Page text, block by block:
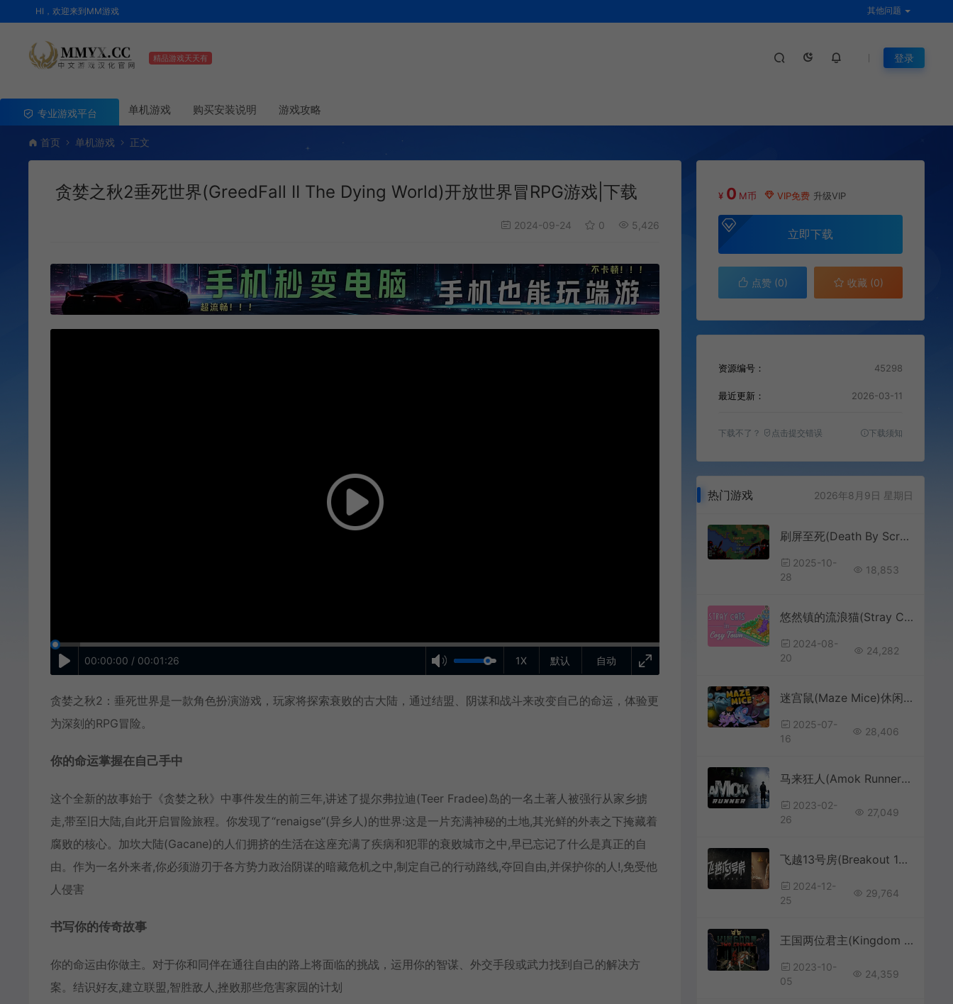
HI，欢迎来到MM游戏 其他问题
精品游戏天天有 登录
专业游戏平台 单机游戏 购买安装说明 游戏攻略
首页 单机游戏 正文
贪婪之秋2垂死世界(GreedFall II The Dying World)开放世界冒RPG游戏|下载
2024-09-24 0 5,426
自动
1X 默认
00:00:00 / 00:01:26
贪婪之秋2：垂死世界是一款角色扮演游戏，玩家将探索衰败的古大陆，通过结盟、阴谋和战斗来改变自己的命运，体验更
为深刻的RPG冒险。
你的命运掌握在自己手中
这个全新的故事始于《贪婪之秋》中事件发生的前三年,讲述了提尔弗拉迪(Teer Fradee)岛的一名土著人被强行从家乡掳
走,带至旧大陆,自此开启冒险旅程。你发现了“renaigse”(异乡人)的世界:这是一片充满神秘的土地,其光鲜的外表之下掩藏着
腐败的核心。加坎大陆(Gacane)的人们拥挤的生活在这座充满了疾病和犯罪的衰败城市之中,早已忘记了什么是真正的自
由。作为一名外来者,你必须游刃于各方势力政治阴谋的暗藏危机之中,制定自己的行动路线,夺回自由,并保护你的人!,免受他
人侵害
书写你的传奇故事
你的命运由你做主。对于你和同伴在通往自由的路上将面临的挑战，运用你的智谋、外交手段或武力找到自己的解决方
案。结识好友,建立联盟,智胜敌人,挫败那些危害家园的计划
¥ 0 M币 VIP免费 升级VIP
立即下载
点赞 (0) 收藏 (0)
资源编号： 45298
最近更新： 2026-03-11
下载不了？ 点击提交错误 下载须知
热门游戏 2026年8月9日 星期日
刷屏至死(Death By Scrolling)纵向卷轴动作RPG游戏|下载
2025-10-
28
18,853
悠然镇的流浪猫(Stray Cats in Cozy Town)简中|PC|PUZ|休闲益智找猫游戏
2024-08-
20
24,282
迷宫鼠(Maze Mice)休闲复古迷宫探索游戏|下载
2025-07-
16
28,406
马来狂人(Amok Runner)简中|PC|AVG|第三人称动作冒险解谜游戏
2023-02-
26
27,049
飞越13号房(Breakout 13)逃脱互动影像游戏|中文|攻略|视频|免费下载
2024-12-
25
29,764
王国两位君主(Kingdom Two Crowns)极简像素横轴微策略游戏|下载
2023-10-
05
24,359